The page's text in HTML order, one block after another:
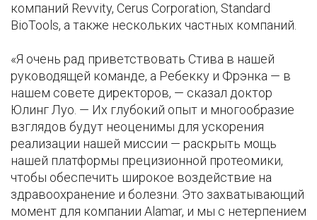
компаний Revvity, Cerus Corporation, Standard
BioTools, а также нескольких частных компаний.
«Я очень рад приветствовать Стива в нашей
руководящей команде, а Ребекку и Фрэнка — в
нашем совете директоров, — сказал доктор
Юлинг Луо. — Их глубокий опыт и многообразие
взглядов будут неоценимы для ускорения
реализации нашей миссии — раскрыть мощь
нашей платформы прецизионной протеомики,
чтобы обеспечить широкое воздействие на
здравоохранение и болезни. Это захватывающий
момент для компании Alamar, и мы с нетерпением